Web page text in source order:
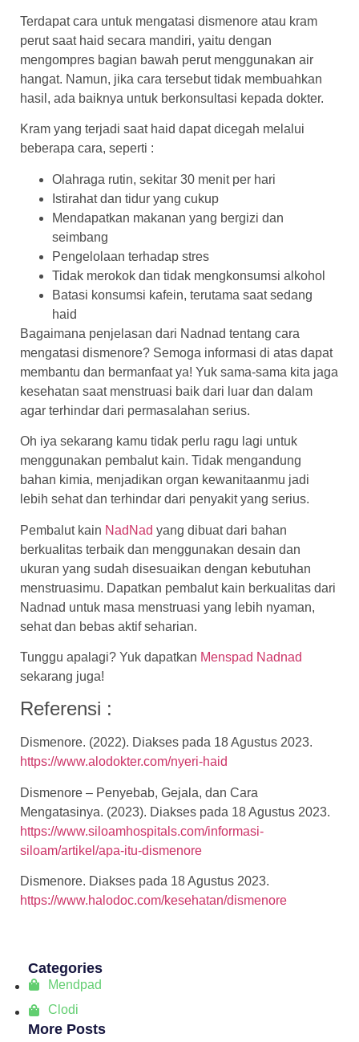
Terdapat cara untuk mengatasi dismenore atau kram
perut saat haid secara mandiri, yaitu dengan
mengompres bagian bawah perut menggunakan air
hangat. Namun, jika cara tersebut tidak membuahkan
hasil, ada baiknya untuk berkonsultasi kepada dokter.
Kram yang terjadi saat haid dapat dicegah melalui
beberapa cara, seperti :
Olahraga rutin, sekitar 30 menit per hari
Istirahat dan tidur yang cukup
Mendapatkan makanan yang bergizi dan
seimbang
Pengelolaan terhadap stres
Tidak merokok dan tidak mengkonsumsi alkohol
Batasi konsumsi kafein, terutama saat sedang
haid
Bagaimana penjelasan dari Nadnad tentang cara
mengatasi dismenore? Semoga informasi di atas dapat
membantu dan bermanfaat ya! Yuk sama-sama kita jaga
kesehatan saat menstruasi baik dari luar dan dalam
agar terhindar dari permasalahan serius.
Oh iya sekarang kamu tidak perlu ragu lagi untuk
menggunakan pembalut kain. Tidak mengandung
bahan kimia, menjadikan organ kewanitaanmu jadi
lebih sehat dan terhindar dari penyakit yang serius.
Pembalut kain NadNad yang dibuat dari bahan
berkualitas terbaik dan menggunakan desain dan
ukuran yang sudah disesuaikan dengan kebutuhan
menstruasimu. Dapatkan pembalut kain berkualitas dari
Nadnad untuk masa menstruasi yang lebih nyaman,
sehat dan bebas aktif seharian.
Tunggu apalagi? Yuk dapatkan Menspad Nadnad
sekarang juga!
Referensi :
Dismenore. (2022). Diakses pada 18 Agustus 2023.
https://www.alodokter.com/nyeri-haid
Dismenore – Penyebab, Gejala, dan Cara
Mengatasinya. (2023). Diakses pada 18 Agustus 2023.
https://www.siloamhospitals.com/informasi-
siloam/artikel/apa-itu-dismenore
Dismenore. Diakses pada 18 Agustus 2023.
https://www.halodoc.com/kesehatan/dismenore
Categories
Mendpad
Clodi
More Posts